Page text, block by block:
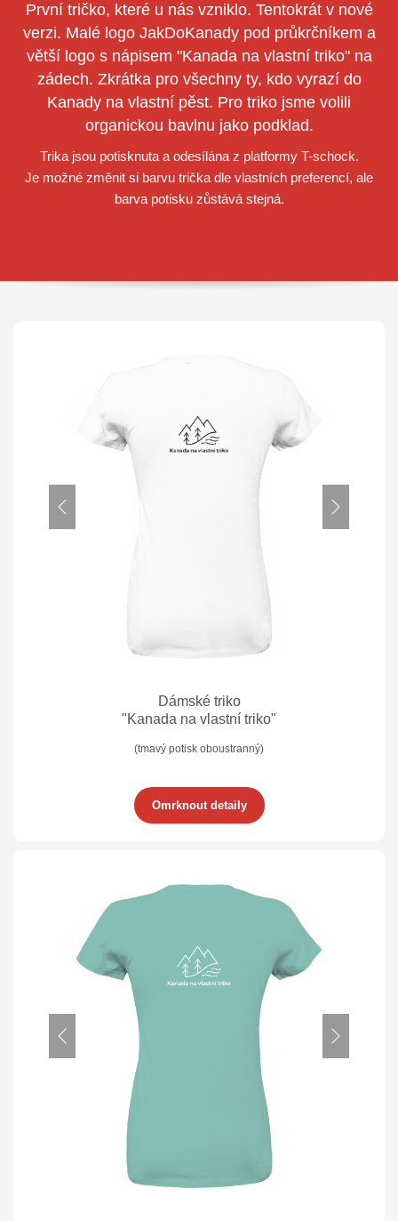
První tričko, které u nás vzniklo. Tentokrát v nové
verzi. Malé logo JakDoKanady pod průkrčníkem a
větší logo s nápisem "Kanada na vlastní triko" na
zádech. Zkrátka pro všechny ty, kdo vyrazí do
Kanady na vlastní pěst. Pro triko jsme volili
organickou bavlnu jako podklad.
Trika jsou potisknuta a odesílána z platformy T-schock.
Je možné změnit si barvu trička dle vlastních preferencí, ale
barva potisku zůstává stejná.
Dámské triko
"Kanada na vlastní triko"
(tmavý potisk oboustranný)
Omrknout detaily